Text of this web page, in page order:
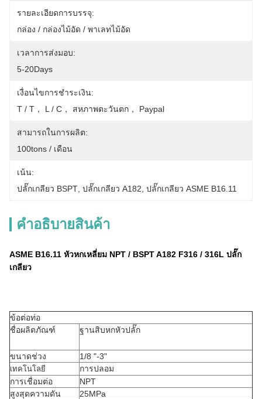
รายละเอียดการบรรจุ:
กล่อง / กล่องไม้อัด / พาเลทไม้อัด
เวลาการส่งมอบ:
5-20Days
เงื่อนไขการชำระเงิน:
T / T， L / C， สหภาพตะวันตก， Paypal
สามารถในการผลิต:
100tons / เดือน
เน้น:
ปลั๊กเกลียว BSPT ปลั๊กเกลียว A182 ปลั๊กเกลียว ASME B16.11
คําอธิบายสินค้า
ASME B16.11 หัวหกเหลี่ยม NPT / BSPT A182 F316 / 316L ปลั๊ก
เกลียว
ข้อต่อท่อ
ชื่อผลิตภัณฑ์
ฐานสิบหกหัวปลั๊ก
ขนาดช่วง 1/8 "-3"
เทคโนโลยี
การปลอม
การเชื่อมต่อ
NPT
สูงสุดความดัน
25MPa